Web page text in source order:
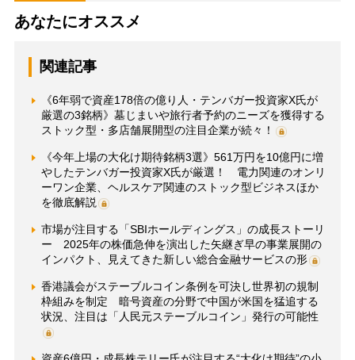
あなたにオススメ
関連記事
《6年弱で資産178倍の億り人・テンバガー投資家X氏が
厳選の3銘柄》墓じまいや旅行者予約のニーズを獲得する
ストック型・多店舗展開型の注目企業が続々！
《今年上場の大化け期待銘柄3選》561万円を10億円に増
やしたテンバガー投資家X氏が厳選！ 電力関連のオンリ
ーワン企業、ヘルスケア関連のストック型ビジネスほか
を徹底解説
市場が注目する「SBIホールディングス」の成長ストーリ
ー 2025年の株価急伸を演出した矢継ぎ早の事業展開の
インパクト、見えてきた新しい総合金融サービスの形
香港議会がステーブルコイン条例を可決し世界初の規制
枠組みを制定 暗号資産の分野で中国が米国を猛追する
状況、注目は「人民元ステーブルコイン」発行の可能性